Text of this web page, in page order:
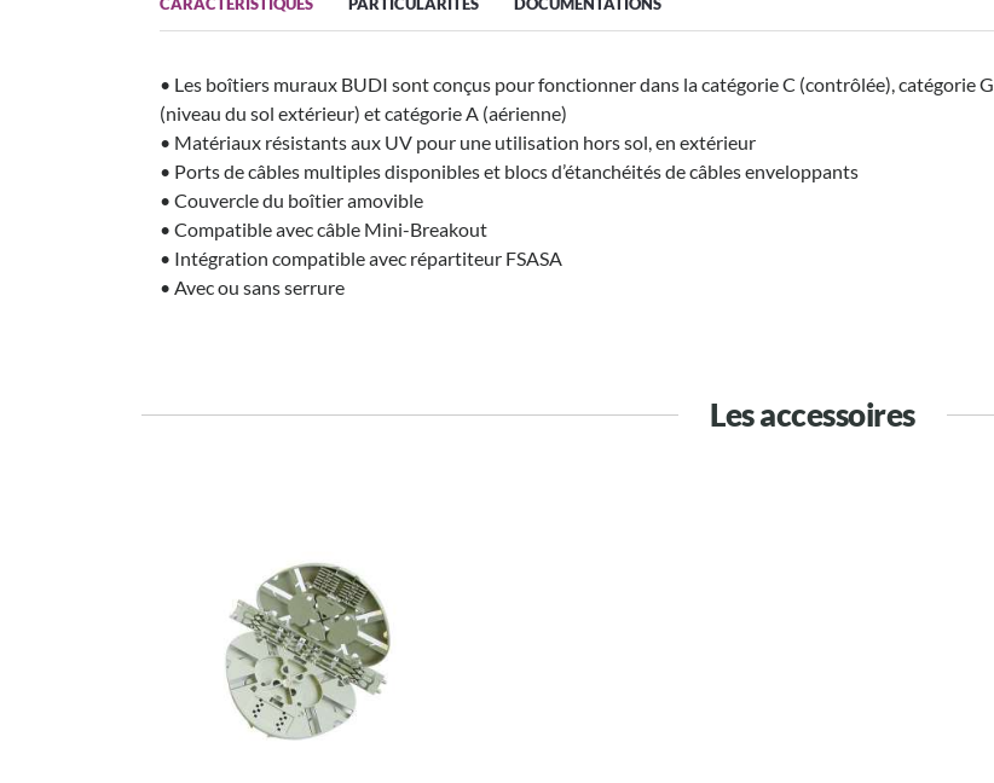
CARACTÉRISTIQUES PARTICULARITÉS DOCUMENTATIONS
• Les boîtiers muraux BUDI sont conçus pour fonctionner dans la catégorie C (contrôlée), catégorie G
(niveau du sol extérieur) et catégorie A (aérienne)
• Matériaux résistants aux UV pour une utilisation hors sol, en extérieur
• Ports de câbles multiples disponibles et blocs d’étanchéités de câbles enveloppants
• Couvercle du boîtier amovible
• Compatible avec câble Mini-Breakout
• Intégration compatible avec répartiteur FSASA
• Avec ou sans serrure
Les accessoires